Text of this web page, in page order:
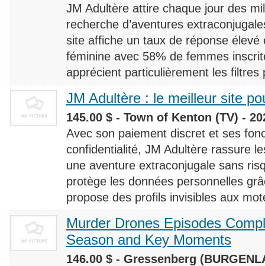
JM Adultère attire chaque jour des
recherche d’aventures
site affiche un taux de réponse
féminine avec 58% de femmes
apprécient particulièrement les filtres
JM Adultère : le meilleur site
145.00 $ - Town of Kenton (TV) -
Avec son paiement discret et ses
confidentialité, JM Adultère rassure
une aventure extraconjugale sans
protège les données personnelles
propose des profils invisibles aux
Murder Drones Episodes
Season and Key Moments
146.00 $ - Gressenberg